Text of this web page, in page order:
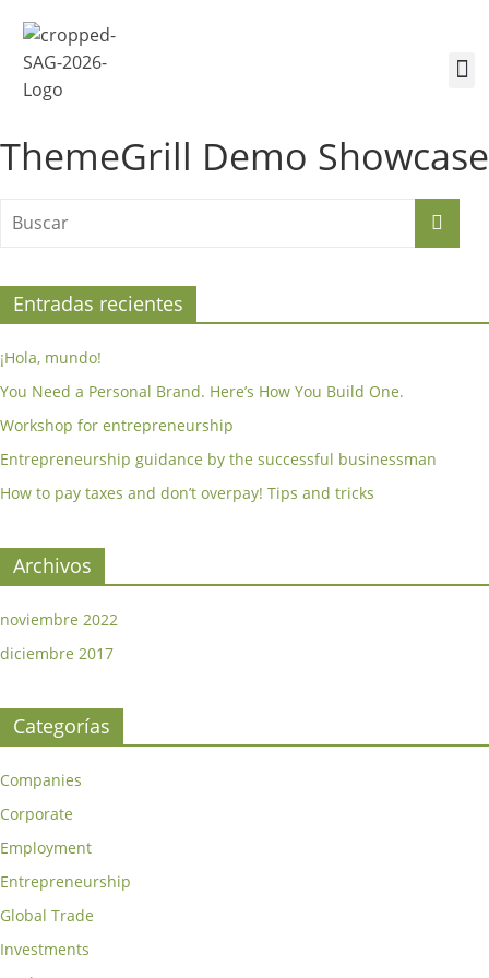
ThemeGrill Demo Showcase
Entradas recientes
¡Hola, mundo!
You Need a Personal Brand. Here’s How You Build One.
Workshop for entrepreneurship
Entrepreneurship guidance by the successful businessman
How to pay taxes and don’t overpay! Tips and tricks
Archivos
noviembre 2022
diciembre 2017
Categorías
Companies
Corporate
Employment
Entrepreneurship
Global Trade
Investments